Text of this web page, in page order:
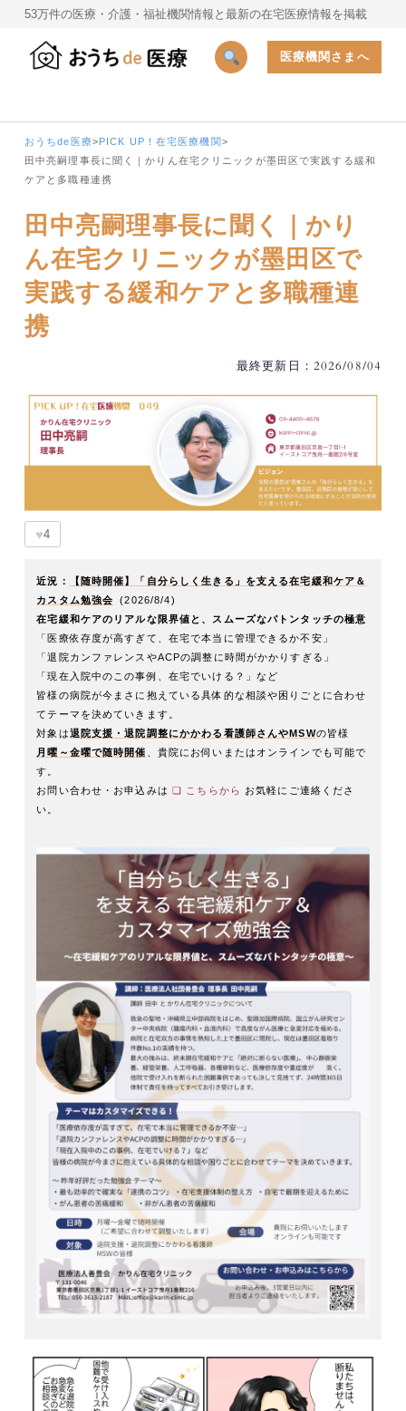
53万件の医療・介護・福祉機関情報と最新の在宅医療情報を掲載
医療機関さまへ
おうちde医療>PICK UP！在宅医療機関>
田中亮嗣理事長に聞く｜かりん在宅クリニックが墨田区で実践する緩和
ケアと多職種連携
田中亮嗣理事長に聞く｜かり
ん在宅クリニックが墨田区で
実践する緩和ケアと多職種連
携
最終更新日：2026/08/04
♥4
近況：
【随時開催】「自分らしく生きる」を支える在宅緩和ケア＆
カスタム勉強会
(2026/8/4)
在宅緩和ケアのリアルな限界値と、スムーズなバトンタッチの極意
「医療依存度が高すぎて、在宅で本当に管理できるか不安」
「退院カンファレンスやACPの調整に時間がかかりすぎる」
「現在入院中のこの事例、在宅でいける？」など
皆様の病院が今まさに抱えている具体的な相談や困りごとに合わせ
てテーマを決めていきます。
対象は退院支援・退院調整にかかわる看護師さんやMSWの皆様
月曜～金曜で随時開催
、貴院にお伺いまたはオンラインでも可能で
す。
お問い合わせ・お申込みは ❏ こちらから お気軽にご連絡くださ
い。